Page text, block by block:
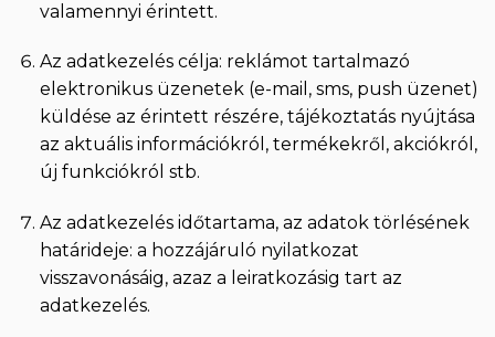
valamennyi érintett.
Az adatkezelés célja: reklámot tartalmazó
elektronikus üzenetek (e-mail, sms, push üzenet)
küldése az érintett részére, tájékoztatás nyújtása
az aktuális információkról, termékekről, akciókról,
új funkciókról stb.
Az adatkezelés időtartama, az adatok törlésének
határideje: a hozzájáruló nyilatkozat
visszavonásáig, azaz a leiratkozásig tart az
adatkezelés.